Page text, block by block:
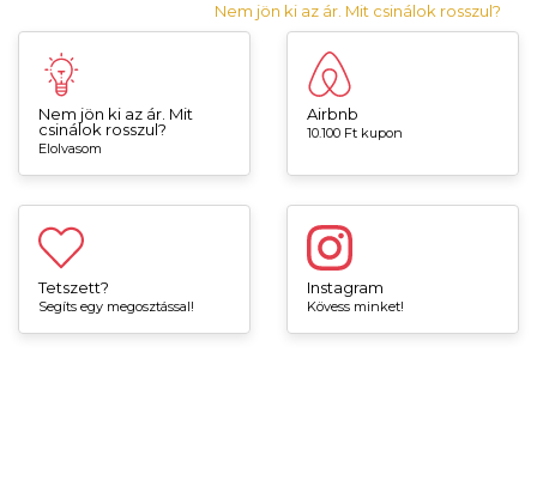
Nem jön ki az ár. Mit csinálok rosszul?
Nem jön ki az ár. Mit
csinálok rosszul?
Elolvasom
Airbnb
10.100 Ft kupon
Tetszett?
Segíts egy megosztással!
Instagram
Kövess minket!